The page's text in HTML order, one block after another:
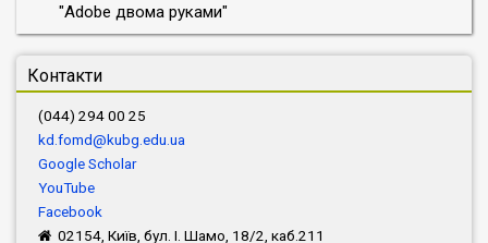
"Adobe двома руками"
Контакти
(044) 294 00 25
kd.fomd@kubg.edu.ua
Google Scholar
YouTube
Facebook
02154, Київ, бул. І. Шамо, 18/2, каб.211